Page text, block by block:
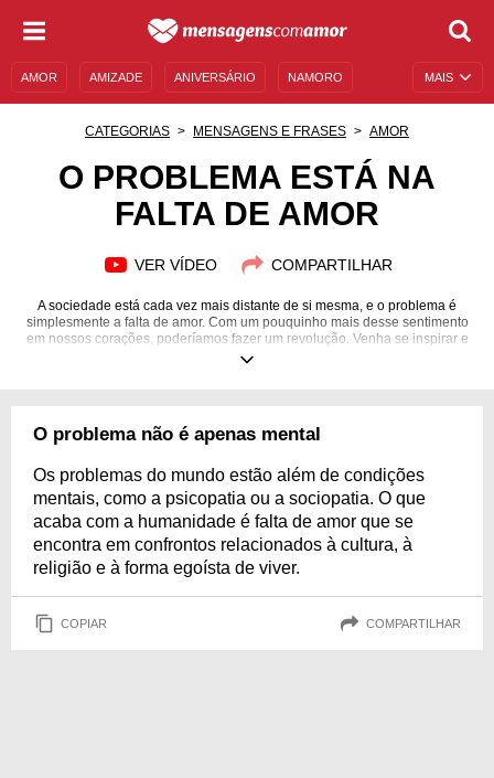
MAIS
AMOR AMIZADE ANIVERSÁRIO NAMORO
MENSAGENS E FRASES MENSAGENS DE ANIVERSÁRIO
CATEGORIAS MENSAGENS E FRASES AMOR
O PROBLEMA ESTÁ NA
FALTA DE AMOR
VER VÍDEO COMPARTILHAR
A sociedade está cada vez mais distante de si mesma, e o problema é
simplesmente a falta de amor. Com um pouquinho mais desse sentimento
em nossos corações, poderíamos fazer um revolução. Venha se inspirar e
refletir com mensagens e frases cheias de significados!
O problema não é apenas mental
Os problemas do mundo estão além de condições
mentais, como a psicopatia ou a sociopatia. O que
acaba com a humanidade é falta de amor que se
encontra em confrontos relacionados à cultura, à
religião e à forma egoísta de viver.
COPIAR COMPARTILHAR